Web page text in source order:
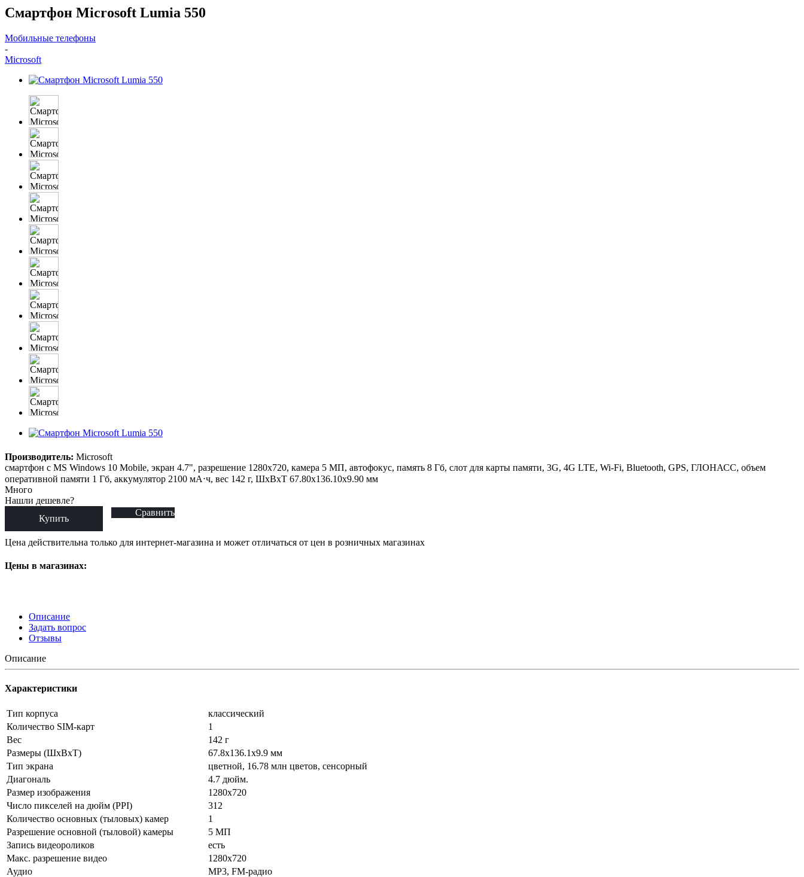
Смартфон Microsoft Lumia 550
Мобильные телефоны
-
Microsoft
Производитель: Microsoft
смартфон с MS Windows 10 Mobile, экран 4.7", разрешение 1280x720, камера 5 МП, автофокус, память 8 Гб, слот для карты памяти, 3G, 4G LTE, Wi-Fi, Bluetooth, GPS, ГЛОНАСС, объем
оперативной памяти 1 Гб, аккумулятор 2100 мА⋅ч, вес 142 г, ШxВxТ 67.80x136.10x9.90 мм
Много
Нашли дешевле?
Купить
Сравнить
Цена действительна только для интернет-магазина и может отличаться от цен в розничных магазинах
Цены в магазинах:
Описание
Задать вопрос
Отзывы
Описание
Характеристики
Тип корпуса
классический
Количество SIM-карт
1
Вес
142 г
Размеры (ШxВxТ)
67.8x136.1x9.9 мм
Тип экрана
цветной, 16.78 млн цветов, сенсорный
Диагональ
4.7 дюйм.
Размер изображения
1280x720
Число пикселей на дюйм (PPI)
312
Количество основных (тыловых) камер
1
Разрешение основной (тыловой) камеры
5 МП
Запись видеороликов
есть
Макс. разрешение видео
1280x720
Аудио
MP3, FM-радио